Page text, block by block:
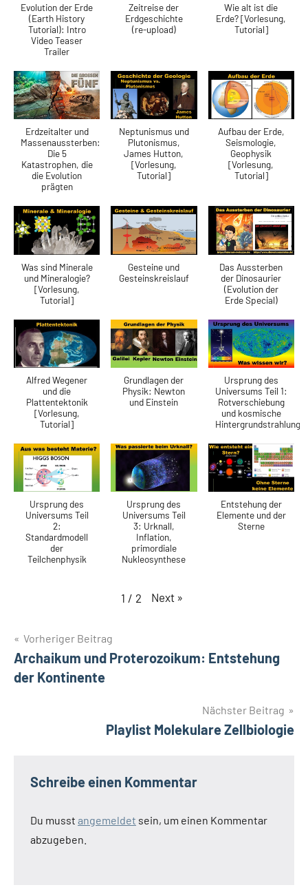
Evolution der Erde
(Earth History
Tutorial): Intro
Video Teaser
Trailer
Zeitreise der
Erdgeschichte
(re-upload)
Wie alt ist die
Erde? [Vorlesung,
Tutorial]
Erdzeitalter und
Massenaussterben:
Die 5
Katastrophen, die
die Evolution
prägten
Neptunismus und
Plutonismus,
James Hutton,
[Vorlesung,
Tutorial]
Aufbau der Erde,
Seismologie,
Geophysik
[Vorlesung,
Tutorial]
Was sind Minerale
und Mineralogie?
[Vorlesung,
Tutorial]
Gesteine und
Gesteinskreislauf
Das Aussterben
der Dinosaurier
(Evolution der
Erde Special)
Alfred Wegener
und die
Plattentektonik
[Vorlesung,
Tutorial]
Grundlagen der
Physik: Newton
und Einstein
Ursprung des
Universums Teil 1:
Rotverschiebung
und kosmische
Hintergrundstrahlung
Ursprung des
Universums Teil
2:
Standardmodell
der
Teilchenphysik
Ursprung des
Universums Teil
3: Urknall,
Inflation,
primordiale
Nukleosynthese
Entstehung der
Elemente und der
Sterne
1 / 2 Next »
Schlagwörter
Astronomie
aufbau
der
entstehung
entstehung
der sterne
Beitragsnavigation
Vorheriger Beitrag
Archaikum und Proterozoikum: Entstehung
der Kontinente
Nächster Beitrag
Playlist Molekulare Zellbiologie
Schreibe einen Kommentar
Du musst angemeldet sein, um einen Kommentar
abzugeben.